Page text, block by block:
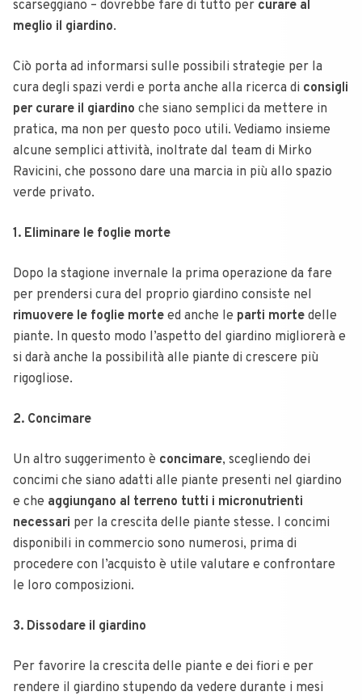
scarseggiano – dovrebbe fare di tutto per curare al
meglio il giardino.
Ciò porta ad informarsi sulle possibili strategie per la
cura degli spazi verdi e porta anche alla ricerca di consigli
per curare il giardino che siano semplici da mettere in
pratica, ma non per questo poco utili. Vediamo insieme
alcune semplici attività, inoltrate dal team di Mirko
Ravicini, che possono dare una marcia in più allo spazio
verde privato.
1. Eliminare le foglie morte
Dopo la stagione invernale la prima operazione da fare
per prendersi cura del proprio giardino consiste nel
rimuovere le foglie morte ed anche le parti morte delle
piante. In questo modo l’aspetto del giardino migliorerà e
si darà anche la possibilità alle piante di crescere più
rigogliose.
2. Concimare
Un altro suggerimento è concimare, scegliendo dei
concimi che siano adatti alle piante presenti nel giardino
e che aggiungano al terreno tutti i micronutrienti
necessari per la crescita delle piante stesse. I concimi
disponibili in commercio sono numerosi, prima di
procedere con l’acquisto è utile valutare e confrontare
le loro composizioni.
3. Dissodare il giardino
Per favorire la crescita delle piante e dei fiori e per
rendere il giardino stupendo da vedere durante i mesi